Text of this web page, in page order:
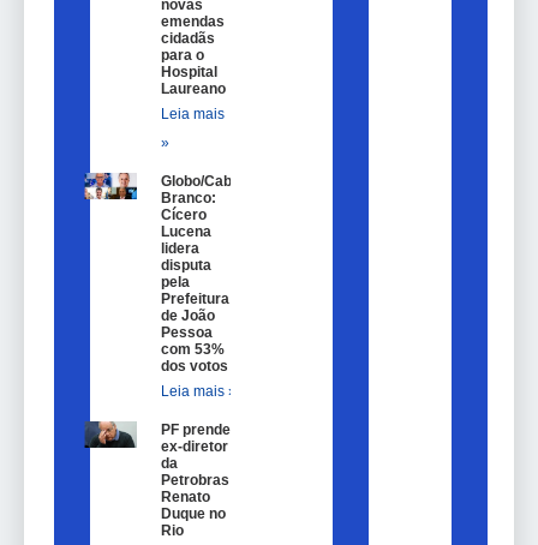
novas
emendas
cidadãs
para o
Hospital
Laureano
Leia mais
»
Globo/Cabo
Branco:
Cícero
Lucena
lidera
disputa
pela
Prefeitura
de João
Pessoa
com 53%
dos votos
Leia mais »
PF prende
ex-diretor
da
Petrobras
Renato
Duque no
Rio